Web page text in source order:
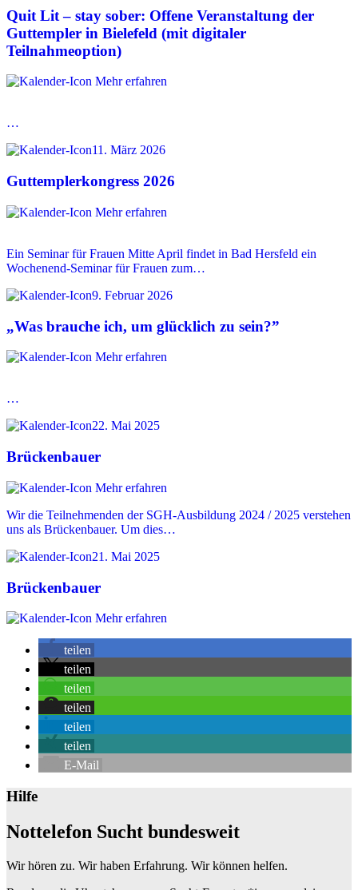
Quit Lit – stay sober: Offene Veranstaltung der
Guttempler in Bielefeld (mit digitaler
Teilnahmeoption)
Mehr erfahren
…
11. März 2026
Guttemplerkongress 2026
Mehr erfahren
Ein Seminar für Frauen Mitte April findet in Bad Hersfeld ein
Wochenend-Seminar für Frauen zum…
9. Februar 2026
„Was brauche ich, um glücklich zu sein?”
Mehr erfahren
…
22. Mai 2025
Brückenbauer
Mehr erfahren
Wir die Teilnehmenden der SGH-Ausbildung 2024 / 2025 verstehen
uns als Brückenbauer. Um dies…
21. Mai 2025
Brückenbauer
Mehr erfahren
teilen
teilen
teilen
teilen
teilen
teilen
E-Mail
Hilfe
Nottelefon Sucht bundesweit
Wir hören zu. Wir haben Erfahrung. Wir können helfen.